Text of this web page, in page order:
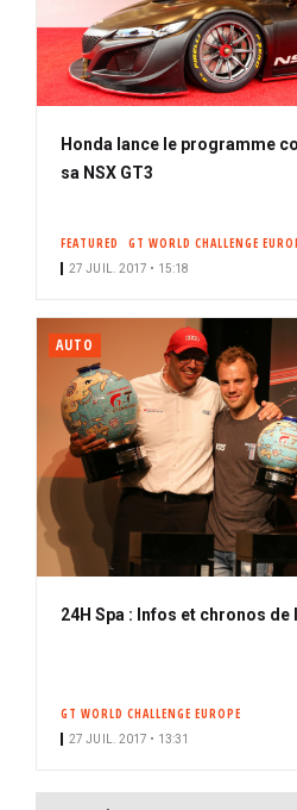
Honda lance le programme
sa NSX GT3
FEATURED GT WORLD CHALLENGE
27 JUIL. 2017 • 15:18
AUTO
24H Spa : Infos et chronos de
GT WORLD CHALLENGE EUROPE
27 JUIL. 2017 • 13:31